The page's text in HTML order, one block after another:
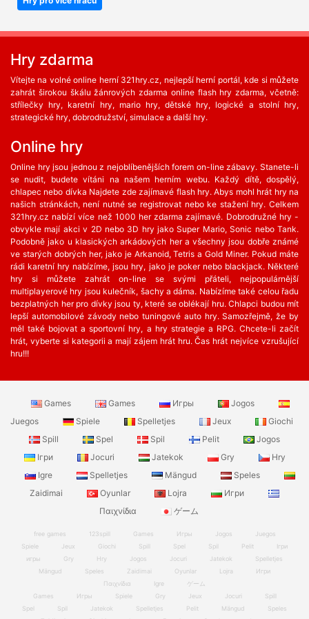
Hry zdarma
Vítejte na volné online herní 321hry.cz, nejlepší herní portál, kde si můžete
zahrát širokou škálu žánrových zdarma online flash hry zdarma, včetně:
střílečky hry, karetní hry, mario hry, dětské hry, logické a stolní hry,
strategické hry, dobrodružství, simulace a další hry.
Online hry
Online hry jsou jednou z nejoblíbenějších forem on-line zábavy. Stanete-li
se nudit, budete vítáni na našem herním webu. Každý dítě, dospělý,
chlapec nebo dívka Najdete zde zajímavé flash hry. Abys mohl hrát hry na
našich stránkách, není nutné se registrovat nebo ke stažení hry. Celkem
321hry.cz nabízí více než 1000 her zdarma zajímavé. Dobrodružné hry -
obvykle mají akci v 2D nebo 3D hry jako Super Mario, Sonic nebo Tank.
Podobně jako u klasických arkádových her a všechny jsou dobře známé
ve starých dobrých her, jako je Arkanoid, Tetris a Gold Miner. Pokud máte
rádi karetní hry nabízíme, jsou hry, jako je poker nebo blackjack. Některé
hry si můžete zahrát on-line se svými přáteli, nejpopulárnější
multiplayerové hry jsou kulečník, šachy a dáma. Nabízíme také celou řadu
bezplatných her ​​pro dívky jsou ty, které se oblékají hru. Chlapci budou mít
lepší automobilové závody nebo tuningové auto hry. Samozřejmě, že by
měl také bojovat a sportovní hry, a hry strategie a RPG. Chcete-li začít
hrát, vyberte si kategorii a mají zájem hrát hru. Čas hrát nejvíce vzrušující
hru!!!
Games Games Игры
Jogos
Juegos
Spiele Spelletjes Jeux
Giochi
Spill
Spel Spil Pelit
Jogos
Ігри
Jocuri Jatekok Gry
Hry
Igre
Spelletjes Mängud
Speles
Zaidimai
Oyunlar Lojra
Игри
Παιχνίδια
ゲーム
free games 123spill Games Игры Jogos
Juegos
Spiele
Jeux Giochi Spill Spel Spil Pelit
Ігри
игры
Gry Hry Jogos Jocuri Jatekok
Spelletjes
Mängud
Speles Zaidimai Oyunlar Lojra
Игри
Παιχνίδια
Igre
ゲーム
Games
Игры Spiele Gry Jeux Jocuri
Spill
Spel
Spil Jatekok Spelletjes Pelit Mängud
Speles